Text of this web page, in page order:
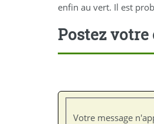
enfin au vert. Il est
Postez
Votre message